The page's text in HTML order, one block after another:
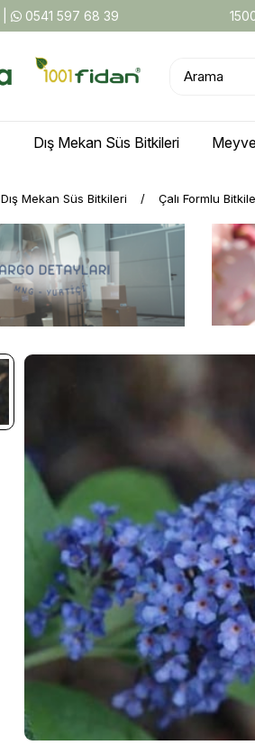
0541 597 68 39
Dış Mekan Süs Bitkileri
Dış Mekan Süs Bitkileri Çalı Formlu